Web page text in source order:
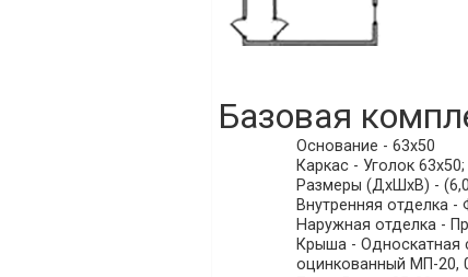
Базовая
Основание - 63х50
Каркас - Уголок 63х50;
Размеры (ДхШхВ) -
Внутренняя отделка -
Наружная отделка -
Крыша - Односкатная
оцинкованный МП-20,